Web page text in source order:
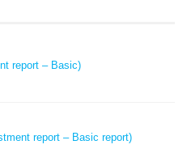
report – Basic)
report – Basic report)